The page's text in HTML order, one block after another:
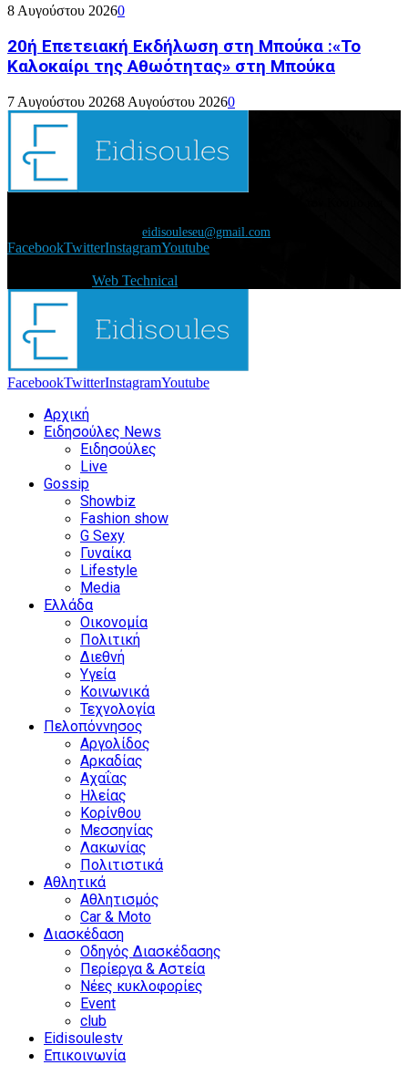
8 Αυγούστου 20260
20ή Επετειακή Εκδήλωση στη Μπούκα :«Το
Καλοκαίρι της Αθωότητας» στη Μπούκα
7 Αυγούστου 20268 Αυγούστου 20260
eidisouleseu@gmail.com
FacebookTwitterInstagramYoutube
Web Technical
FacebookTwitterInstagramYoutube
Αρχική
Ειδησούλες News
Ειδησούλες
Live
Gossip
Showbiz
Fashion show
G Sexy
Γυναίκα
Lifestyle
Media
Ελλάδα
Οικονομία
Πολιτική
Διεθνή
Υγεία
Κοινωνικά
Τεχνολογία
Πελοπόννησος
Αργολίδος
Αρκαδίας
Αχαΐας
Ηλείας
Κορίνθου
Μεσσηνίας
Λακωνίας
Πολιτιστικά
Αθλητικά
Αθλητισμός
Car & Moto
Διασκέδαση
Οδηγός Διασκέδασης
Περίεργα & Αστεία
Νέες κυκλοφορίες
Event
club
Eidisoulestv
Επικοινωνία